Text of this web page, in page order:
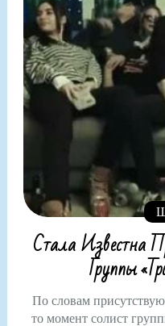
Стала Известна
Группы
По словам
то момент солист